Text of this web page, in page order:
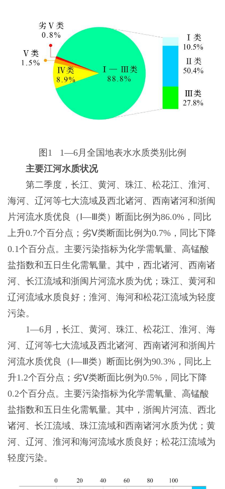
图1 1—6月全国地表水水质类别比例
主要江河水质状况
第二季度，长江、黄河、珠江、松花江、淮河、
海河、辽河等七大流域及西北诸河、西南诸河和浙闽
片河流水质优良（Ⅰ—Ⅲ类）断面比例为86.0%，同比
上升0.7个百分点；劣Ⅴ类断面比例为0.7%，同比下降
0.1个百分点。主要污染指标为化学需氧量、高锰酸
盐指数和五日生化需氧量。其中，西北诸河、西南诸
河、长江流域和浙闽片河流水质为优；珠江、黄河和
辽河流域水质良好；淮河、海河和松花江流域为轻度
污染。
1—6月，长江、黄河、珠江、松花江、淮河、海
河、辽河等七大流域及西北诸河、西南诸河和浙闽片
河流水质优良（Ⅰ—Ⅲ类）断面比例为90.3%，同比上
升1.2个百分点；劣Ⅴ类断面比例为0.5%，同比下降
0.2个百分点。主要污染指标为化学需氧量、高锰酸
盐指数和五日生化需氧量。其中，浙闽片河流、西北
诸河、长江流域、珠江流域和西南诸河水质为优；黄
河、辽河、淮河和海河流域水质良好；松花江流域为
轻度污染。